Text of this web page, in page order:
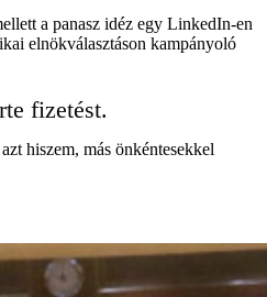
a panasz idéz egy LinkedIn-en
elnökválasztáson kampányoló
fizetést.
hiszem, más önkéntesekkel